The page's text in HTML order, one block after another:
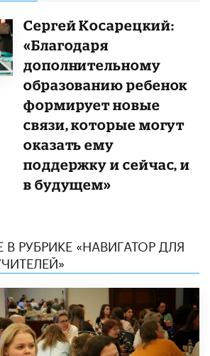
Сергей Косарецкий:
«Благодаря
дополнительному
образованию ребенок
формирует новые
связи, которые могут
оказать ему
поддержку и сейчас, и
в будущем»
В РУБРИКЕ «НАВИГАТОР ДЛЯ